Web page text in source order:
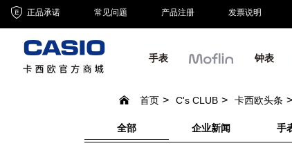
正品承诺 常见问题 产品注册 发票说明
手表 钟表
首页 C's CLUB 卡西欧头条
全部 企业新闻 手